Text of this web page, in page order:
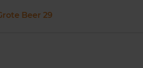
Beer 29